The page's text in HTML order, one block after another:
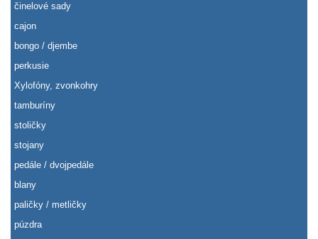
činelové sady
cajon
bongo / djembe
perkusie
Xylofóny, zvonkohry
tamburíny
stoličky
stojany
pedále / dvojpedále
blany
paličky / metličky
púzdra